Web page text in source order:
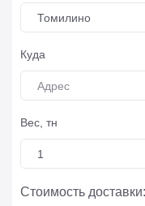
Томилино
Куда
Вес, тн
Стоимость доставки: